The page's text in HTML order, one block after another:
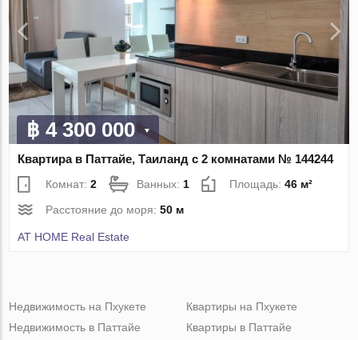
฿ 4 300 000
Квартира в Паттайе, Таиланд с 2 комнатами № 144244
Комнат:2 Ванных: 1 Площадь:46 м²
Расстояние до моря:50 м
AT HOME Real Estate
Недвижимость на Пхукете
Недвижимость в Паттайе
Квартиры на Пхукете
Квартиры в Паттайе